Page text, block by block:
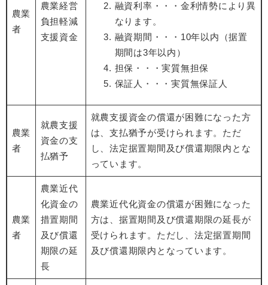
農業
者
農業経営
負担軽減
支援資金
融資利率・・・金利情勢により異
なります。
融資期間・・・10年以内（据置
期間は3年以内）
担保・・・実質無担保
保証人・・・実質無保証人
農業
者
就農支援
資金の支
払猶予
就農支援資金の償還が困難になった方
は、支払猶予が受けられます。ただ
し、法定据置期間及び償還期限内とな
っています。
農業
者
農業近代
化資金の
措置期間
及び償還
期限の延
長
農業近代化資金の償還が困難になった
方は、据置期間及び償還期限の延長が
受けられます。ただし、法定据置期間
及び償還期限内となっています。